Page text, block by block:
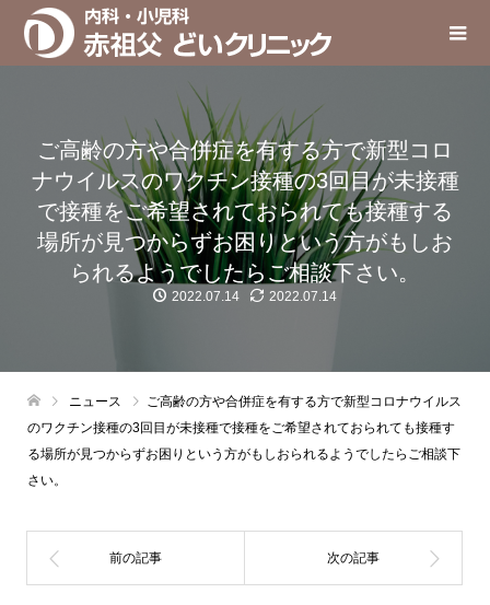
ご高齢の方や合併症を有する方で新型コロ
ナウイルスのワクチン接種の3回目が未接種
で接種をご希望されておられても接種する
場所が見つからずお困りという方がもしお
られるようでしたらご相談下さい。
2022.07.14 2022.07.14
ニュース
ご高齢の方や合併症を有する方で新型コロナウイルス
のワクチン接種の3回目が未接種で接種をご希望されておられても接種す
る場所が見つからずお困りという方がもしおられるようでしたらご相談下
さい。